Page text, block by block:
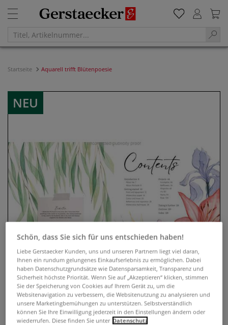
Startseite Aquarell trifft Blütenpoesie
NEU
Schön, dass Sie sich für uns entschieden haben!
Liebe Gerstaecker Kunden, uns und unseren Partnern liegt viel daran,
Ihnen ein rundum gelungenes Einkaufserlebnis zu ermöglichen. Dabei
haben Datenschutzgrundsätze wie Datensparsamkeit, Transparenz und
Sicherheit höchste Priorität. Wenn Sie auf „Akzeptieren“ klicken, stimmen
Sie der Speicherung von Cookies auf Ihrem Gerät zu, um die
Websitenavigation zu verbessern, die Websitenutzung zu analysieren und
unsere Marketingbemühungen zu unterstützen. Selbstverständlich
können Sie Ihre Einwilligung jederzeit in den Einstellungen ändern oder
wiederrufen. Diese finden Sie unter Datenschutz